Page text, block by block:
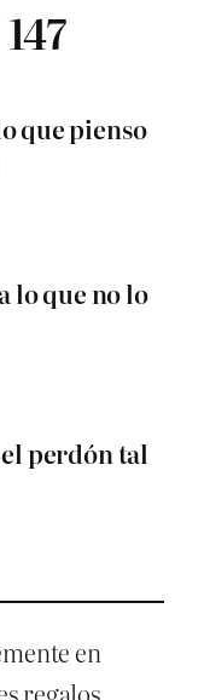
que pienso
lo que no lo
perdón tal
en